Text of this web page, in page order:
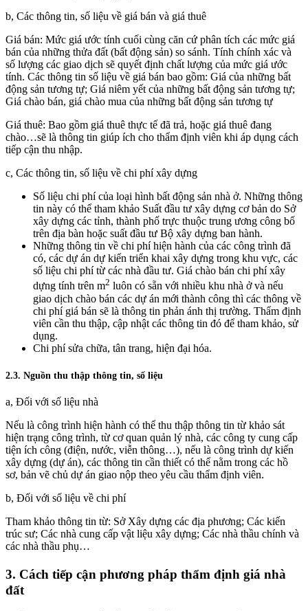
b, Các thông tin, số liệu về giá bán và giá thuê
Giá bán: Mức giá ước tính cuối cùng căn cứ phân tích các mức giá
bán của những thửa đất (bất động sản) so sánh. Tính chính xác và
số lượng các giao dịch sẽ quyết định chất lượng của mức giá ước
tính. Các thông tin số liệu về giá bán bao gồm: Giá của những bất
động sản tương tự; Giá niêm yết của những bất động sản tương tự;
Giá chào bán, giá chào mua của những bất động sản tương tự
Giá thuê: Bao gồm giá thuê thực tế đã trả, hoặc giá thuê đang
chào…sẽ là thông tin giúp ích cho thẩm định viên khi áp dụng cách
tiếp cận thu nhập.
c, Các thông tin, số liệu về chi phí xây dựng
Số liệu chi phí của loại hình bất động sản nhà ở. Những thông
tin này có thể tham khảo Suất đầu tư xây dựng cơ bản do Sở
xây dựng các tỉnh, thành phố trực thuộc trung ương công bố
trên địa bàn hoặc suất đầu tư Bộ xây dựng ban hành.
Những thông tin về chi phí hiện hành của các công trình đã
có, các dự án dự kiến triển khai xây dựng trong khu vực, các
số liệu chi phí từ các nhà đầu tư. Giá chào bán chi phí xây
dựng tính trên m2 luôn có sẵn với nhiều khu nhà ở và nếu
giao dịch chào bán các dự án mới thành công thì các thông về
chi phí giá bán sẽ là thông tin phản ánh thị trường. Thẩm định
viên cần thu thập, cập nhật các thông tin đó để tham khảo, sử
dụng.
Chi phí sửa chữa, tân trang, hiện đại hóa.
2.3. Nguồn thu thập thông tin, số liệu
a, Đối với số liệu nhà
Nếu là công trình hiện hành có thể thu thập thông tin từ khảo sát
hiện trạng công trình, từ cơ quan quản lý nhà, các công ty cung cấp
tiện ích công (điện, nước, viễn thông…), nếu là công trình dự kiến
xây dựng (dự án), các thông tin cần thiết có thể nằm trong các hồ
sơ, bản vẽ chủ dự án giao nộp theo yêu cầu thẩm định viên.
b, Đối với số liệu về chi phí
Tham khảo thông tin từ: Sở Xây dựng các địa phương; Các kiến
trúc sư; Các nhà cung cấp vật liệu xây dựng; Các nhà thầu chính và
các nhà thầu phụ…
3. Cách tiếp cận phương pháp thẩm định giá nhà
đất